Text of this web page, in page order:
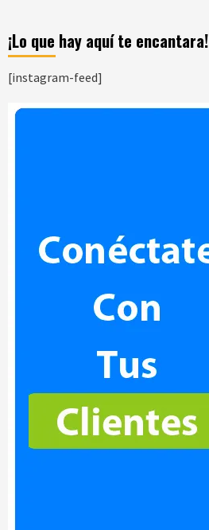
¡Lo que hay aquí te encantara!
[instagram-feed]